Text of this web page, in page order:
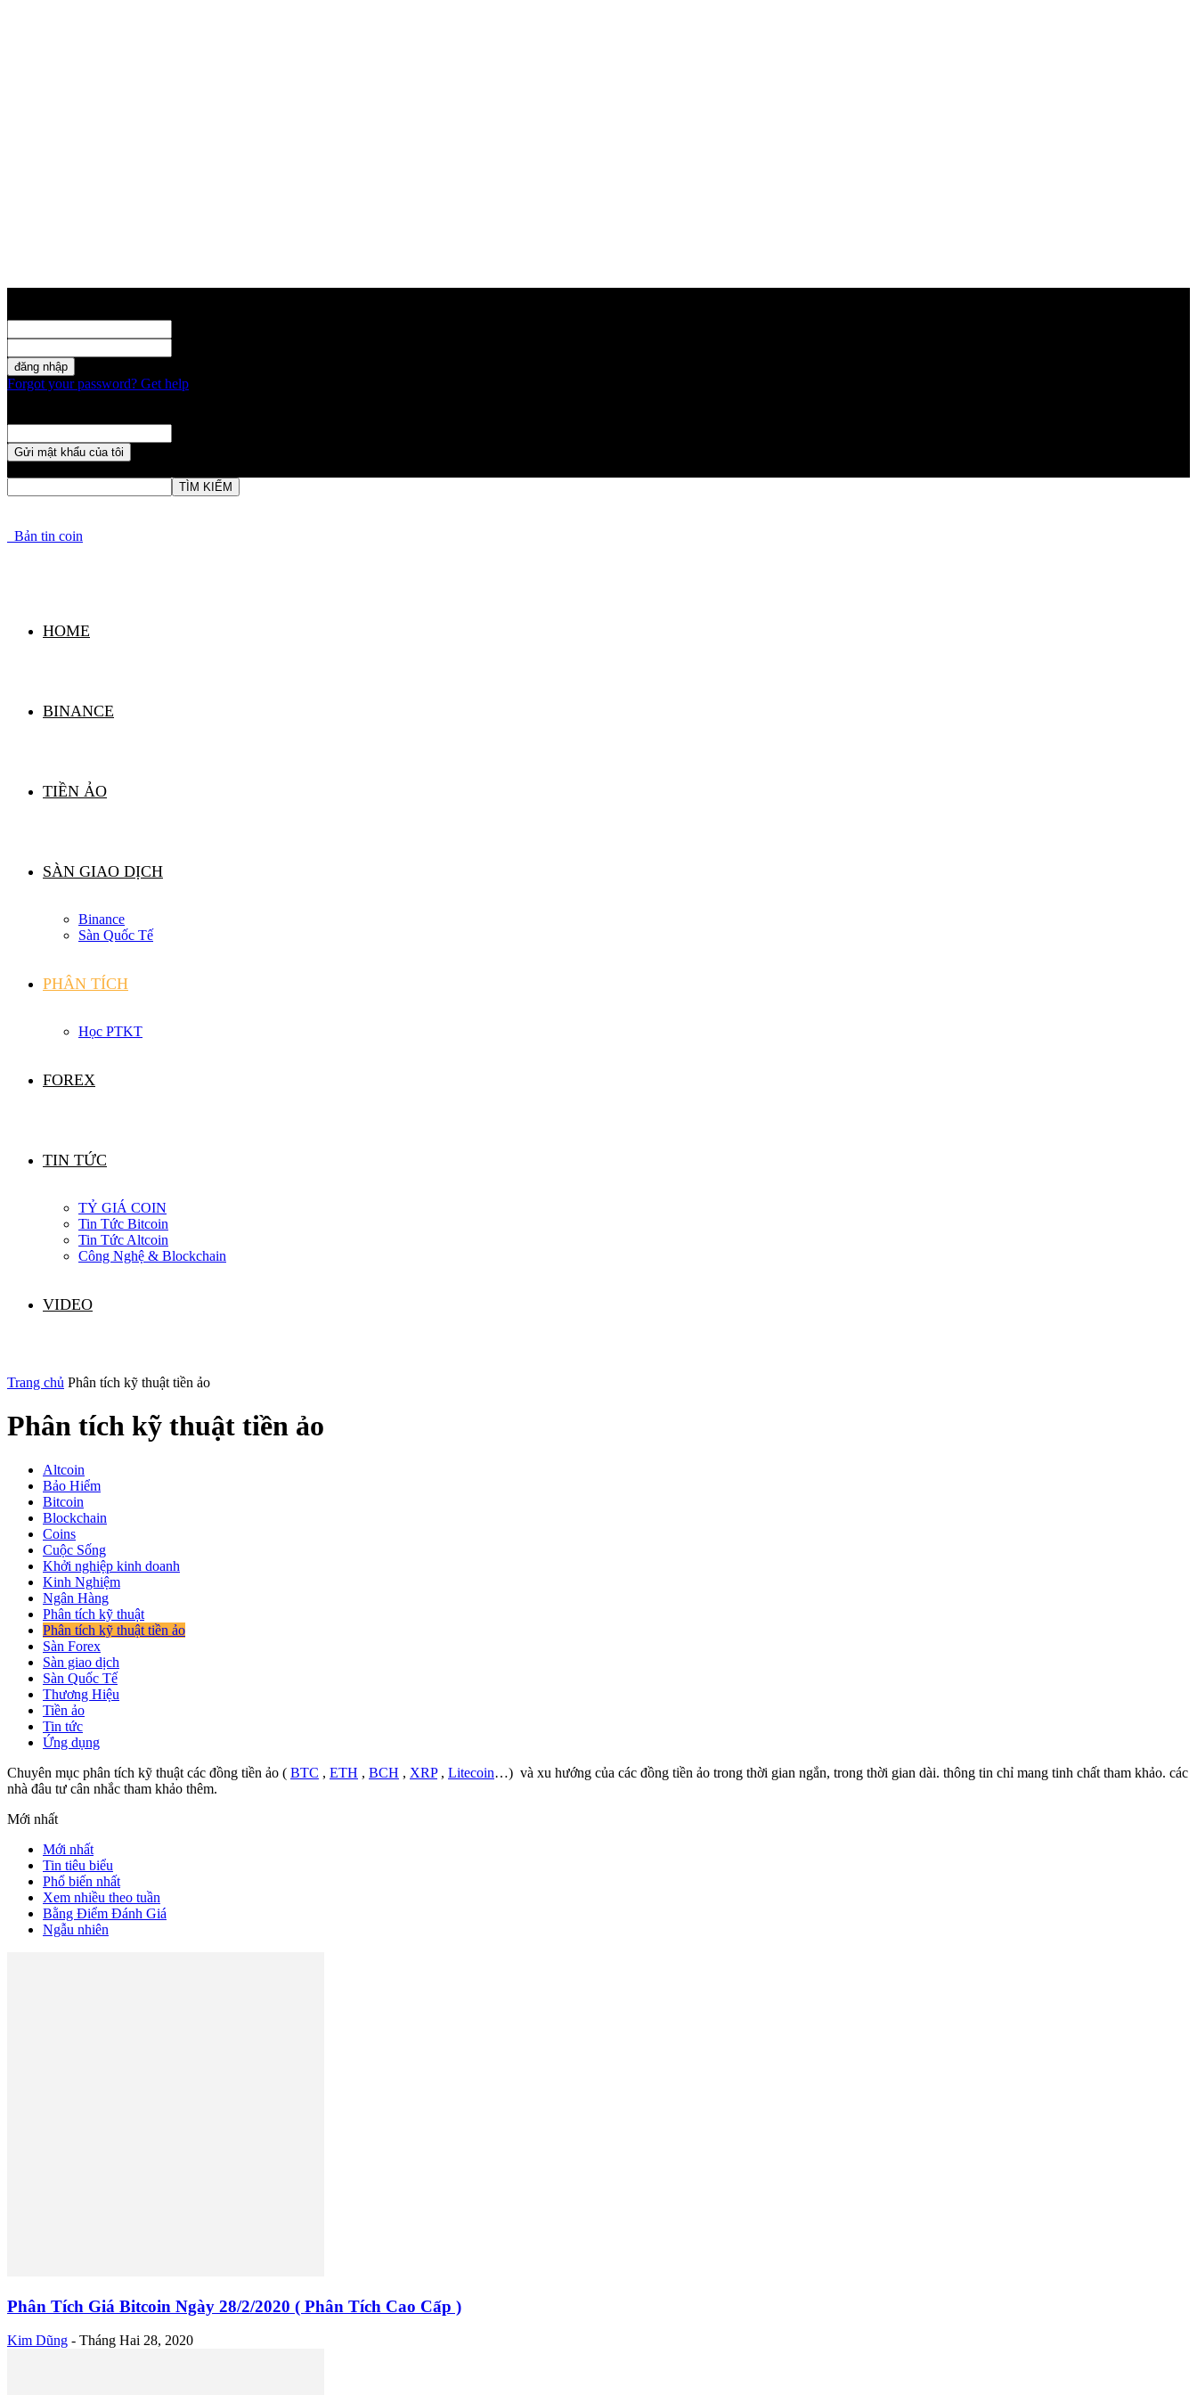
Forgot your password? Get help
Bản tin coin
HOME
BINANCE
TIỀN ẢO
SÀN GIAO DỊCH
Binance
Sàn Quốc Tế
PHÂN TÍCH
Học PTKT
FOREX
TIN TỨC
TỶ GIÁ COIN
Tin Tức Bitcoin
Tin Tức Altcoin
Công Nghệ & Blockchain
VIDEO
Trang chủ Phân tích kỹ thuật tiền ảo
Phân tích kỹ thuật tiền ảo
Altcoin
Bảo Hiểm
Bitcoin
Blockchain
Coins
Cuộc Sống
Khởi nghiệp kinh doanh
Kinh Nghiệm
Ngân Hàng
Phân tích kỹ thuật
Phân tích kỹ thuật tiền ảo
Sàn Forex
Sàn giao dịch
Sàn Quốc Tế
Thương Hiệu
Tiền ảo
Tin tức
Ứng dụng
Chuyên mục phân tích kỹ thuật các đồng tiền ảo ( BTC , ETH , BCH , XRP, Litecoin…) và xu hướng của các đồng tiền ảo trong thời gian ngắn, trong thời gian dài. thông tin chỉ mang tinh chất tham khảo. các
nhà đâu tư cân nhắc tham khảo thêm.
Mới nhất
Mới nhất
Tin tiêu biểu
Phổ biến nhất
Xem nhiều theo tuần
Bằng Điểm Đánh Giá
Ngẫu nhiên
Phân Tích Giá Bitcoin Ngày 28/2/2020 ( Phân Tích Cao Cấp )
Kim Dũng - Tháng Hai 28, 2020